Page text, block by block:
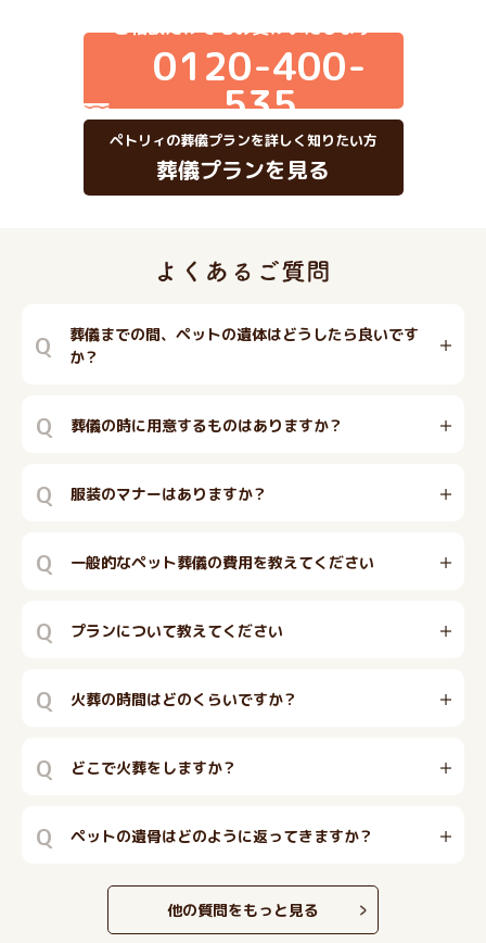
ご相談だけでもお受けいたします
0120-400-
535
ペトリィの葬儀プランを詳しく知りたい方
葬儀プランを見る
Q
葬儀までの間、ペットの遺体はどうしたら良いです
か？
Q 葬儀の時に用意するものはありますか？
Q 服装のマナーはありますか？
Q 一般的なペット葬儀の費用を教えてください
Q プランについて教えてください
Q 火葬の時間はどのくらいですか？
Q どこで火葬をしますか？
Q ペットの遺骨はどのように返ってきますか？
他の質問をもっと見る